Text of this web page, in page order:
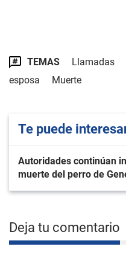
TEMAS Llamadas
esposa
Muerte
Te puede
Autoridades continúan
muerte del perro de
Deja tu comentario